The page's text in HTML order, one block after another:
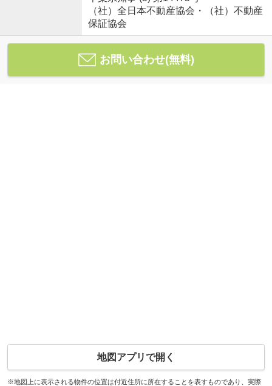
（社）全日本不動産協会・（社）不動産
保証協会
お問い合わせ(無料)
地図アプリで開く
※地図上に表示される物件の位置は付近住所に所在することを表すものであり、実際